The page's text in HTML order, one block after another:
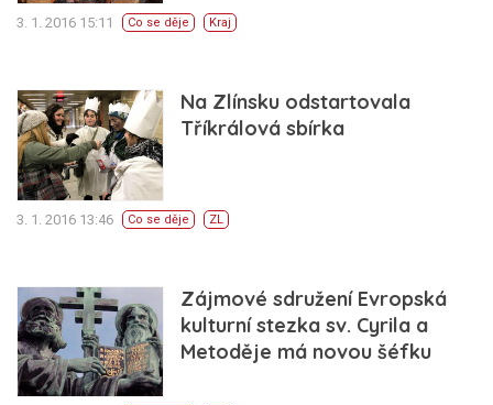
3. 1. 2016 15:11 Co se děje Kraj
Na Zlínsku odstartovala
Tříkrálová sbírka
3. 1. 2016 13:46 Co se děje ZL
Zájmové sdružení Evropská
kulturní stezka sv. Cyrila a
Metoděje má novou šéfku